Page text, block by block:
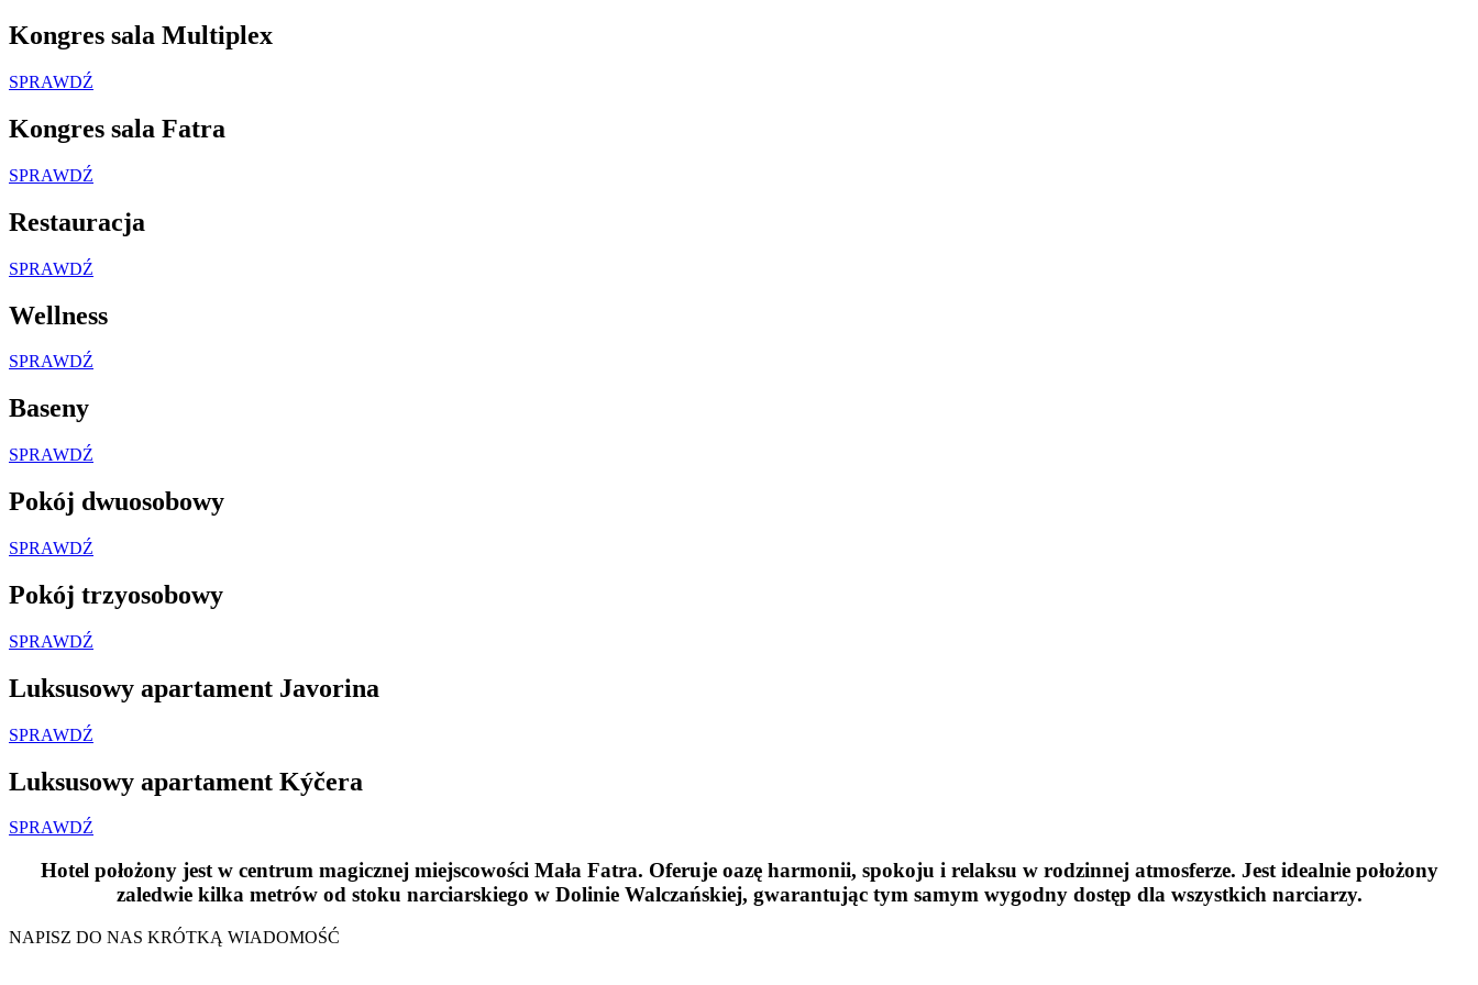
Kongres sala Multiplex
SPRAWDŹ
Kongres sala Fatra
SPRAWDŹ
Restauracja
SPRAWDŹ
Wellness
SPRAWDŹ
Baseny
SPRAWDŹ
Pokój dwuosobowy
SPRAWDŹ
Pokój trzyosobowy
SPRAWDŹ
Luksusowy apartament Javorina
SPRAWDŹ
Luksusowy apartament Kýčera
SPRAWDŹ
Hotel położony jest w centrum magicznej miejscowości Mała Fatra. Oferuje oazę harmonii, spokoju i relaksu w rodzinnej atmosferze. Jest idealnie położony
zaledwie kilka metrów od stoku narciarskiego w Dolinie Walczańskiej, gwarantując tym samym wygodny dostęp dla wszystkich narciarzy.
NAPISZ DO NAS KRÓTKĄ WIADOMOŚĆ